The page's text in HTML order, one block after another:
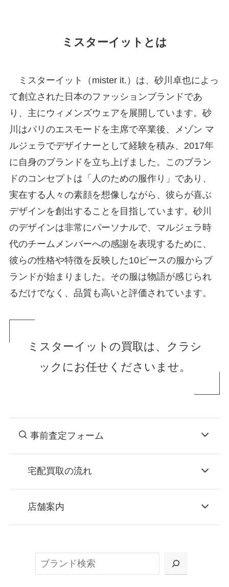
ミスターイットとは
ミスターイット（mister it.）は、砂川卓也によっ
て創立された日本のファッションブランドであ
り、主にウィメンズウェアを展開しています。砂
川はパリのエスモードを主席で卒業後、メゾン マ
ルジェラでデザイナーとして経験を積み、2017年
に自身のブランドを立ち上げました。このブラン
ドのコンセプトは「人のための服作り」であり、
実在する人々の素顔を想像しながら、彼らが喜ぶ
デザインを創出することを目指しています。砂川
のデザインは非常にパーソナルで、マルジェラ時
代のチームメンバーへの感謝を表現するために、
彼らの性格や特徴を反映した10ピースの服からブ
ランドが始まりました。その服は物語が感じられ
るだけでなく、品質も高いと評価されています。
ミスターイットの買取は、クラシ
ックにお任せくださいませ。
事前査定フォーム
宅配買取の流れ
お申込み
または梱包材不要の「集荷申込」からお選び
店舗案内